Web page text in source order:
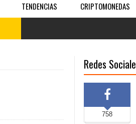
TENDENCIAS CRIPTOMONEDAS
Redes
758